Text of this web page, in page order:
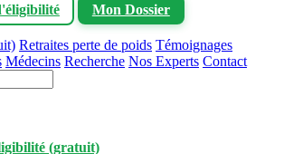
Mon Dossier
Retraites perte de poids Témoignages
Médecins Recherche Nos Experts Contact
(gratuit)